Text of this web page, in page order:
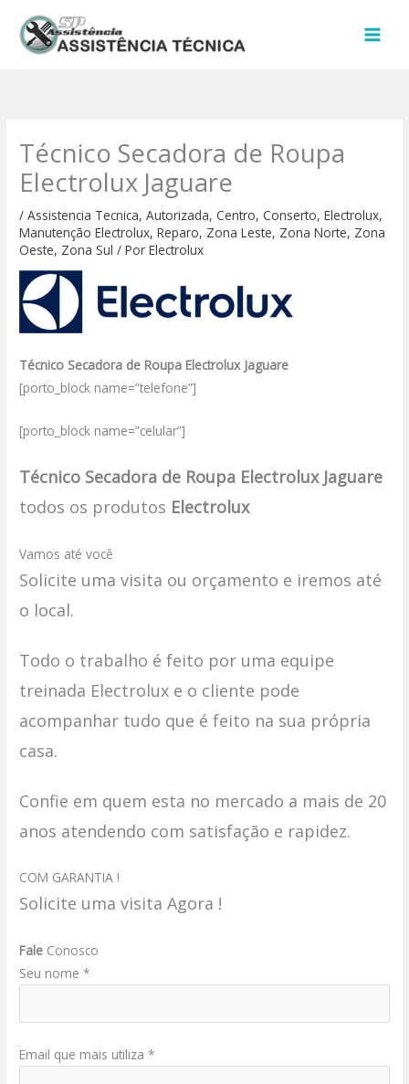
para
Técnico Secadora de Roupa
Electrolux Jaguare
/Assistencia Tecnica,Autorizada,Centro,Conserto,Electrolux,
Manutenção Electrolux,Reparo, Zona Leste, Zona Norte, Zona
Oeste, Zona Sul / PorElectrolux
Técnico Secadora de Roupa Electrolux Jaguare
[porto_block name=”telefone”]
[porto_block name=”celular”]
Técnico Secadora de Roupa Electrolux Jaguare
todos os produtos Electrolux
Vamos até você
Solicite uma visita ou orçamento e iremos até
o local.
Todo o trabalho é feito por uma equipe
treinada Electrolux e o cliente pode
acompanhar tudo que é feito na sua própria
casa.
Confie em quem esta no mercado a mais de 20
anos atendendo com satisfação e rapidez.
COM GARANTIA !
Solicite uma visita Agora !
Fale Conosco
Seu nome *
Email que mais utiliza *